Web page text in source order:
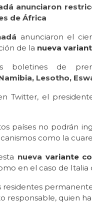
anunciaron
de África
anunciaron el
de la nueva
boletines de
Lesotho,
Twitter, el
países no podrán
como la
nueva variante
en el caso de Italia
residentes
responsable, quien